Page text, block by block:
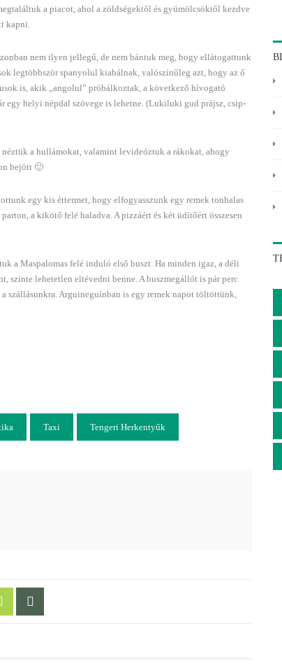
a piacot, ahol a zöldségektől és gyümölcsöktől kezdve
kapni.
nem ilyen jellegű, de nem bántuk meg, hogy ellátogattunk
legtöbbször spanyolul kiabálnak, valószínűleg azt, hogy az ő
is, akik „angolul” próbálkoztak, a következő hívogató
egy helyi népdal szövege is lehetne. (Lukiluki gud prájsz, csip-
a hullámokat, valamint levideóztuk a rákokat, ahogy
bejött 🙂
egy kis éttermet, hogy elfogyasszunk egy remek tonhalas
a kikötő felé haladva. A pizzáért és két üdítőért összesen
a Maspalomas felé induló első buszt. Ha minden igaz, a déli
szinte lehetetlen eltévedni benne. A buszmegállót is pár perc
szállásunkra. Arguineguínban is egy remek napot töltöttünk,
Taxi Tengeri Herkentyűk